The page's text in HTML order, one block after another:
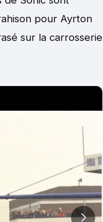
pour Ayrton
sur la carrosserie